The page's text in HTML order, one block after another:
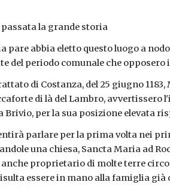
passata la grande storia
pare abbia eletto questo luogo a
del periodo comunale che
di Costanza, del 25 giugno
di là del Lambro, avvertissero
Brivio, per la sua posizione elevata
parlare per la prima volta nei
una chiesa, Sancta Maria ad
anche proprietario di molte terre
essere in mano alla famiglia già